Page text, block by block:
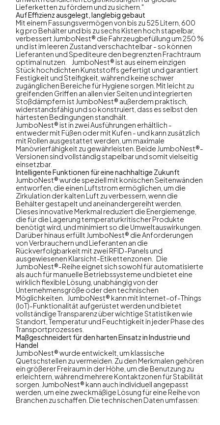
Lieferketten zu fördern und zu sichern."
Auf Effizienz ausgelegt, langlebig gebaut
Mit einem Fassungsvermögen von bis zu 525 Litern, 600
kg pro Behälter und bis zu sechs Kisten hoch stapelbar,
verbessert JumboNest® die Fahrzeugbefüllung um 250 %
und ist im leeren Zustand verschachtelbar - so können
Lieferanten und Spediteure den begrenzten Frachtraum
optimal nutzen. JumboNest® ist aus einem einzigen
Stück hochdichten Kunststoffs gefertigt und garantiert
Festigkeit und Steifigkeit, während keine schwer
zugänglichen Bereiche für Hygiene sorgen. Mit leicht zu
greifenden Griffen an allen vier Seiten und integrierten
Stoßdämpfern ist JumboNest® außerdem praktisch,
widerstandsfähig und so konstruiert, dass es selbst den
härtesten Bedingungen standhält.
JumboNest® ist in zwei Ausführungen erhältlich -
entweder mit Füßen oder mit Kufen - und kann zusätzlich
mit Rollen ausgestattet werden, um maximale
Manövrierfähigkeit zu gewährleisten. Beide JumboNest®-
Versionen sind vollständig stapelbar und somit vielseitig
einsetzbar.
Intelligente Funktionen für eine nachhaltige Zukunft
JumboNest® wurde speziell mit konischen Seitenwänden
entworfen, die einen Luftstrom ermöglichen, um die
Zirkulation der kalten Luft zu verbessern, wenn die
Behälter gestapelt und aneinandergereiht werden.
Dieses innovative Merkmal reduziert die Energiemenge,
die für die Lagerung temperaturkritischer Produkte
benötigt wird, und minimiert so die Umweltauswirkungen.
Darüber hinaus erfüllt JumboNest® die Anforderungen
von Verbrauchern und Lieferanten an die
Rückverfolgbarkeit mit zwei RFID-Panels und
ausgewiesenen Klarsicht-Etikettenzonen. Die
JumboNest®-Reihe eignet sich sowohl für automatisierte
als auch für manuelle Betriebssysteme und bietet eine
wirklich flexible Lösung, unabhängig von der
Unternehmensgröße oder den technischen
Möglichkeiten. JumboNest® kann mit Internet-of-Things
(IoT)-Funktionalität aufgerüstet werden und bietet
vollständige Transparenz über wichtige Statistiken wie
Standort, Temperatur und Feuchtigkeit in jeder Phase des
Transportprozesses.
Maßgeschneidert für den harten Einsatz in Industrie und
Handel
JumboNest® wurde entwickelt, um klassische
Quetschstellen zu vermeiden. Zu den Merkmalen gehören
ein größerer Freiraum in der Höhe, um die Benutzung zu
erleichtern, während mehrere Kontaktzonen für Stabilität
sorgen. JumboNest® kann auch individuell angepasst
werden, um eine zweckmäßige Lösung für eine Reihe von
Branchen zu schaffen. Die technischen Daten umfassen: